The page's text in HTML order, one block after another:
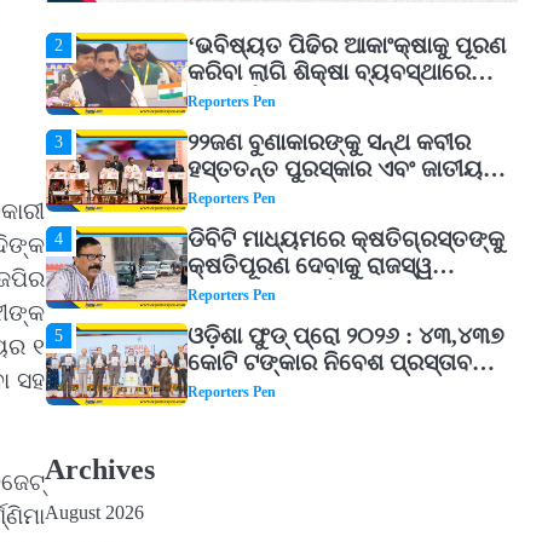
୧
ସହ
Reporters Pen
2
‘ଭବିଷ୍ୟତ ପିଢିର ଆକାଂକ୍ଷାକୁ ପୂରଣ
କରିବା ଲାଗି ଶିକ୍ଷା ବ୍ୟବସ୍ଥାରେ
ପରିବର୍ତ୍ତନ ଜରୁରୀ’
Reporters Pen
3
୨୨ଜଣ ବୁଣାକାରଙ୍କୁ ସନ୍ଥ କବୀର
ହସ୍ତତନ୍ତ ପୁରସ୍କାର ଏବଂ ଜାତୀୟ
ହସ୍ତତନ୍ତ ପୁରସ୍କାର ପ୍ରଦାନ,
ଓଡ଼ିଶାରୁ ୨ ଜଣଙ୍କୁ ମିଳିଲା
Reporters Pen
4
ଡିବିଟି ମାଧ୍ୟମରେ କ୍ଷତିଗ୍ରସ୍ତଙ୍କୁ
କ୍ଷତିପୂରଣ ଦେବାକୁ ରାଜସ୍ୱ
ମନ୍ତ୍ରୀଙ୍କ ନିର୍ଦ୍ଦେଶ
Reporters Pen
5
ଓଡ଼ିଶା ଫୁଡ୍ ପ୍ରୋ ୨୦୨୬ : ୪୩,୪୩୭
କୋଟି ଟଙ୍କାର ନିବେଶ ପ୍ରସ୍ତାବ
ହାସଲ
Reporters Pen
Archives
August 2026